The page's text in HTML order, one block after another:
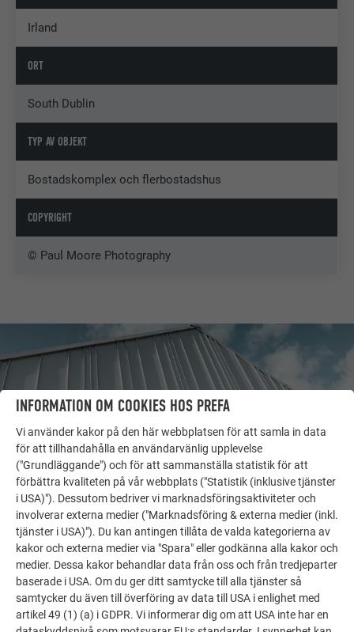
Irland
ORT
South Dublin
TYP AV OBJEKT
Bostadskomplex och flerbostadshus
COPYRIGHT
© Paul Moore Photography
LÅT DIG INSPIRERAS
FLER OBJEKT
PREFA:s referensgalleri visar hur mångsidigt
aluminium kan användas. Upptäck fler imponerande
projekt med PREFA:s hållbara aluminiumlösningar för
INFORMATION OM COOKIES HOS PREFA
Vi använder kakor på den här webbplatsen för att samla in data
för att tillhandahålla en användarvänlig upplevelse
("Grundläggande") och för att sammanställa statistik för att
förbättra kvaliteten på vår webbplats ("Statistik (inklusive tjänster
i USA)"). Dessutom bedriver vi marknadsföringsaktiviteter och
involverar externa medier ("Marknadsföring & externa medier (inkl.
tjänster i USA)"). Du kan antingen tillåta de valda kategorierna av
kakor och externa medier via "Spara" eller godkänna alla kakor och
medier. Dessa kakor behandlar data från oss och från tredjeparter
baserade i USA. Om du ger ditt samtycke till alla tjänster så
samtycker du även till överföring av data till USA i enlighet med
artikel 49 (1) (a) i GDPR. Vi informerar dig om att USA inte har en